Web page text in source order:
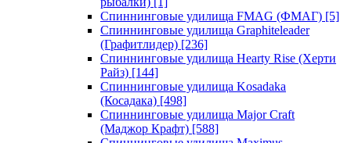
Спиннинговые удилища FMAG (ФМАГ) [5]
Спиннинговые удилища Graphiteleader
(Графитлидер) [236]
Спиннинговые удилища Hearty Rise (Херти
Райз) [144]
Спиннинговые удилища Kosadaka
(Косадака) [498]
Спиннинговые удилища Major Craft
(Маджор Крафт) [588]